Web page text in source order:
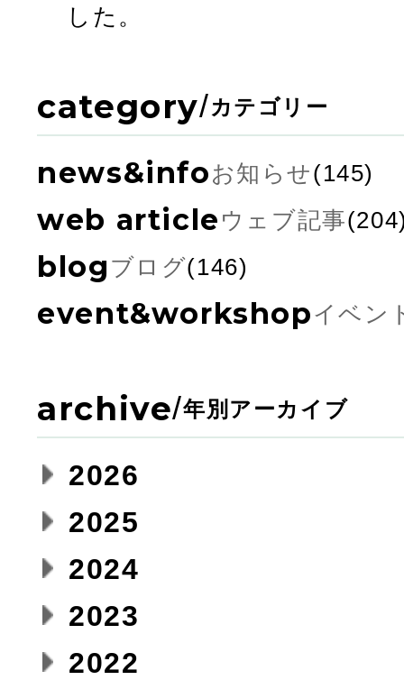
した。
category/カテゴリー
news&infoお知らせ(145)
web article ウェブ記事
blog ブログ(146)
event&workshopイベン
archive/年別アーカイブ
2026
2025
2024
2023
2022